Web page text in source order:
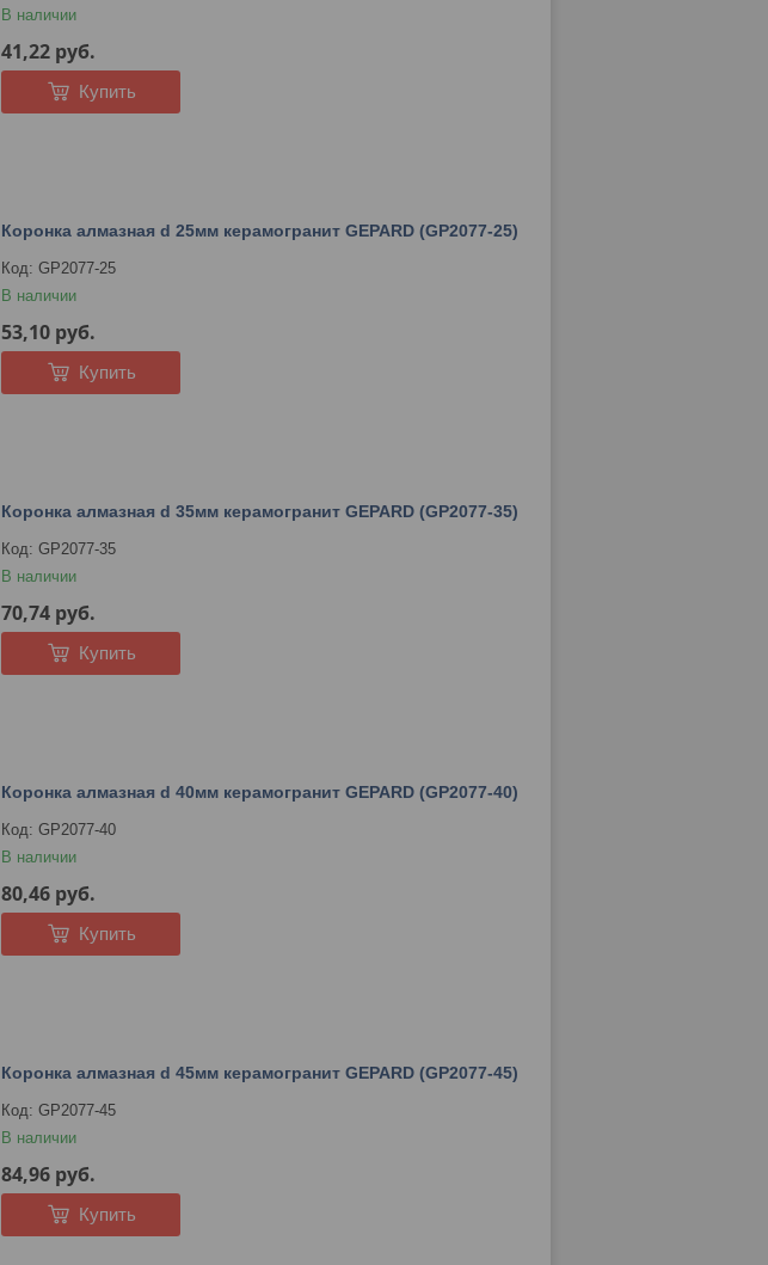
В наличии
41,22 руб.
Купить
Коронка алмазная d 25мм керамогранит GEPARD (GP2077-25)
GP2077-25
В наличии
53,10 руб.
Купить
Коронка алмазная d 35мм керамогранит GEPARD (GP2077-35)
GP2077-35
В наличии
70,74 руб.
Купить
Коронка алмазная d 40мм керамогранит GEPARD (GP2077-40)
GP2077-40
В наличии
80,46 руб.
Купить
Коронка алмазная d 45мм керамогранит GEPARD (GP2077-45)
GP2077-45
В наличии
84,96 руб.
Купить